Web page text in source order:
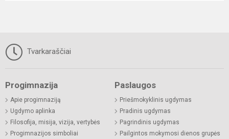
Tvarkaraščiai
Progimnazija
Apie progimnaziją
Ugdymo aplinka
Filosofija, misija, vizija, vertybės
Progimnazijos simboliai
Paslaugos
Priešmokyklinis ugdymas
Pradinis ugdymas
Pagrindinis ugdymas
Pailgintos mokymosi dienos grupės